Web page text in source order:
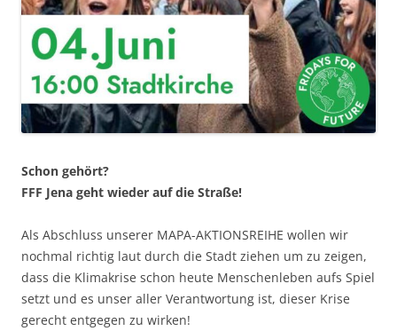
Schon gehört?
FFF Jena geht wieder auf die Straße!
Als Abschluss unserer MAPA-AKTIONSREIHE wollen wir
nochmal richtig laut durch die Stadt ziehen um zu zeigen,
dass die Klimakrise schon heute Menschenleben aufs Spiel
setzt und es unser aller Verantwortung ist, dieser Krise
gerecht entgegen zu wirken!